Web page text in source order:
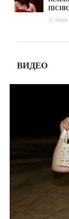
31 Липня
ВИДЕО